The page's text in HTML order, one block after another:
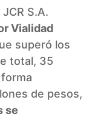
S.A.
Vialidad
superó los
total, 35
de pesos,
se